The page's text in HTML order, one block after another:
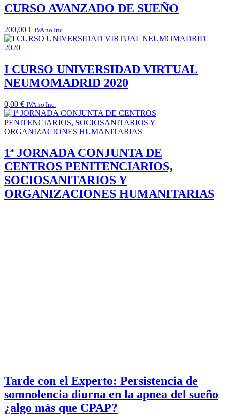
CURSO AVANZADO DE SUEÑO
200,00 € IVA no Inc.
I CURSO UNIVERSIDAD VIRTUAL
NEUMOMADRID 2020
0,00 € IVA no Inc.
1ª JORNADA CONJUNTA DE
CENTROS PENITENCIARIOS,
SOCIOSANITARIOS Y
ORGANIZACIONES HUMANITARIAS
Tarde con el Experto: Persistencia de
somnolencia diurna en la apnea del sueño
¿algo más que CPAP?